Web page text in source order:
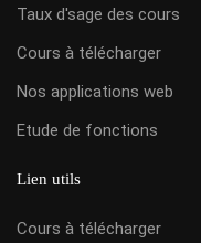
Taux d'sage des cours
Cours à télécharger
Nos applications web
Etude de fonctions
Lien utils
Cours à télécharger